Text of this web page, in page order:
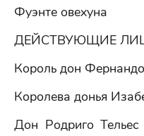
Фуэнте овехуна
ДЕЙСТВУЮЩИЕ
Король дон
Королева донья
Дон Родриго